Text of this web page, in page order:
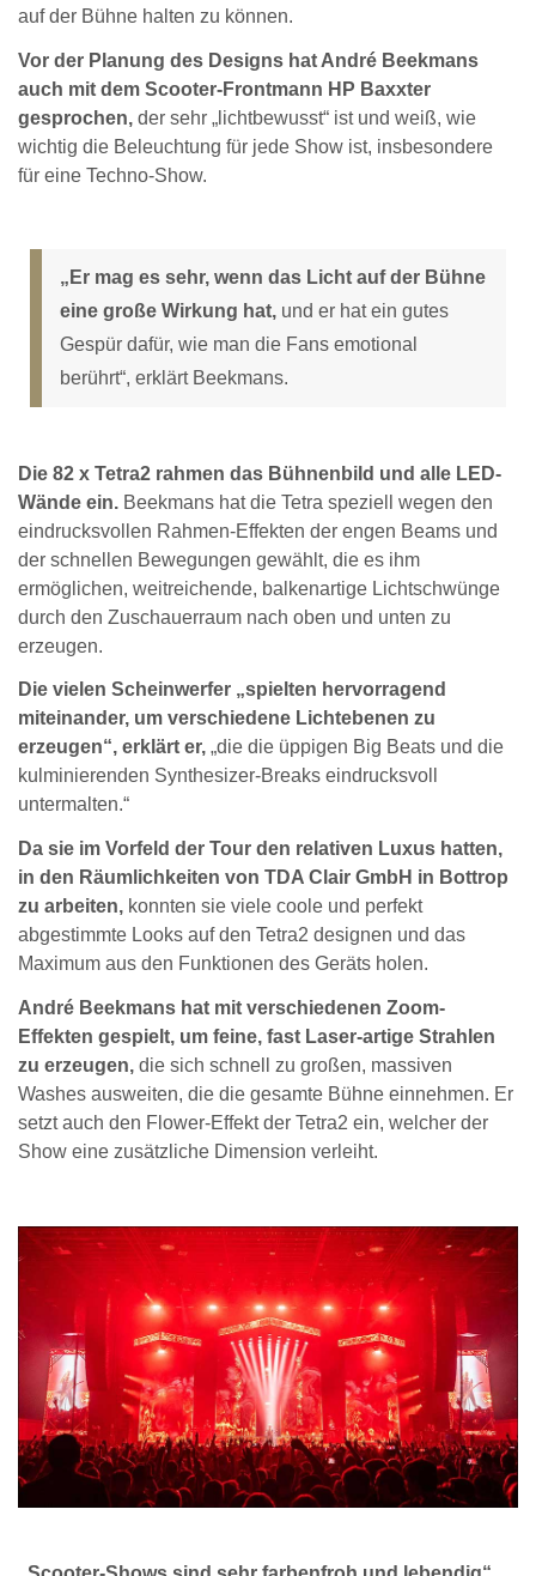
auf der Bühne halten zu können.
Vor der Planung des Designs hat André Beekmans
auch mit dem Scooter-Frontmann HP Baxxter
gesprochen, der sehr „lichtbewusst“ ist und weiß, wie
wichtig die Beleuchtung für jede Show ist, insbesondere
für eine Techno-Show.
„Er mag es sehr, wenn das Licht auf der Bühne
eine große Wirkung hat, und er hat ein gutes
Gespür dafür, wie man die Fans emotional
berührt“, erklärt Beekmans.
Die 82 x Tetra2 rahmen das Bühnenbild und alle LED-
Wände ein. Beekmans hat die Tetra speziell wegen den
eindrucksvollen Rahmen-Effekten der engen Beams und
der schnellen Bewegungen gewählt, die es ihm
ermöglichen, weitreichende, balkenartige Lichtschwünge
durch den Zuschauerraum nach oben und unten zu
erzeugen.
Die vielen Scheinwerfer „spielten hervorragend
miteinander, um verschiedene Lichtebenen zu
erzeugen“, erklärt er, „die die üppigen Big Beats und die
kulminierenden Synthesizer-Breaks eindrucksvoll
untermalten.“
Da sie im Vorfeld der Tour den relativen Luxus hatten,
in den Räumlichkeiten von TDA Clair GmbH in Bottrop
zu arbeiten, konnten sie viele coole und perfekt
abgestimmte Looks auf den Tetra2 designen und das
Maximum aus den Funktionen des Geräts holen.
André Beekmans hat mit verschiedenen Zoom-
Effekten gespielt, um feine, fast Laser-artige Strahlen
zu erzeugen, die sich schnell zu großen, massiven
Washes ausweiten, die die gesamte Bühne einnehmen. Er
setzt auch den Flower-Effekt der Tetra2 ein, welcher der
Show eine zusätzliche Dimension verleiht.